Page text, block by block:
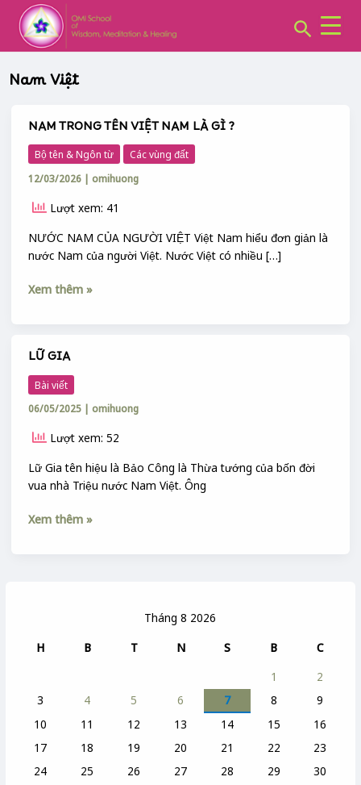
content
Search
Tháng 8 2026
H
B T N S B
C
1
2
3
4 5 6 7 8
9
10
11 12 13 14 15
16
17
18 19 20 21 22
23
24
25 26 27 28 29
30
Nam Việt
NAM TRONG TÊN VIỆT NAM LÀ GÌ ?
Bộ tên & Ngôn từ
Các vùng đất
12/03/2026 | omihuong
Lượt xem: 41
NƯỚC NAM CỦA NGƯỜI VIỆT Việt Nam hiểu đơn giản là
nước Nam của người Việt. Nước Việt có nhiều […]
NAM
TRONG
TÊN
VIỆT
NAM
LÀ
GÌ
?
Xem thêm »
LỮ GIA
Bài viết
06/05/2025 | omihuong
Lượt xem: 52
Lữ Gia tên hiệu là Bảo Công là Thừa tướng của bốn đời
vua nhà Triệu nước Nam Việt. Ông
LỮ
GIA
Xem thêm »
CHUYÊN
MỤC: